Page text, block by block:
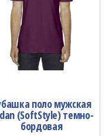
поло мужская
(SoftStyle) темно-
бордовая